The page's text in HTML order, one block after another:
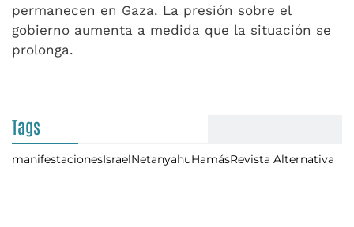
permanecen en Gaza. La presión sobre el
gobierno aumenta a medida que la situación se
prolonga.
Tags
manifestacionesIsraelNetanyahuHamásRevista Alternativa